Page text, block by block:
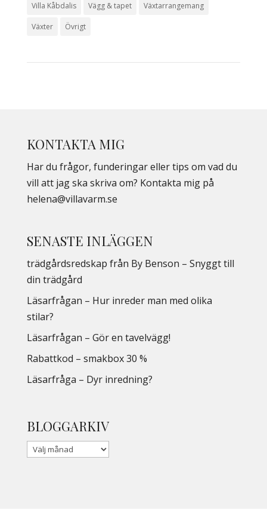
Villa Kåbdalis Vägg & tapet Växtarrangemang
Växter Övrigt
KONTAKTA MIG
Har du frågor, funderingar eller tips om vad du
vill att jag ska skriva om? Kontakta mig på
helena@villavarm.se
SENASTE INLÄGGEN
trädgårdsredskap från By Benson – Snyggt till
din trädgård
Läsarfrågan – Hur inreder man med olika
stilar?
Läsarfrågan – Gör en tavelvägg!
Rabattkod – smakbox 30 %
Läsarfråga – Dyr inredning?
BLOGGARKIV